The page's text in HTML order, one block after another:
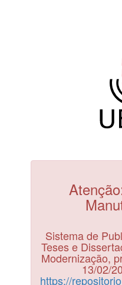
Sistema de
Teses e
Modernização,
13/02/
https://